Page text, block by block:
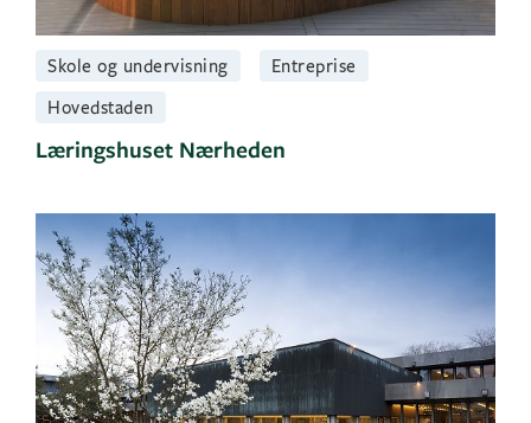
Skole og undervisning
Entreprise
Hovedstaden
Læringshuset Nærheden